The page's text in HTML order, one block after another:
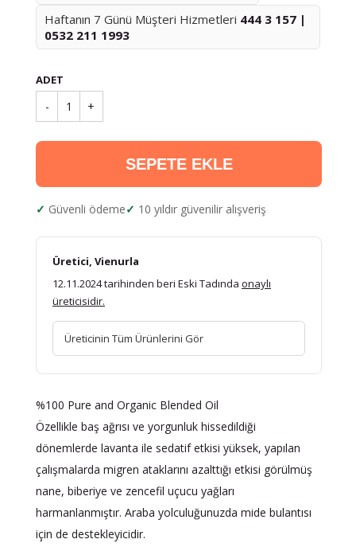
Haftanın 7 Günü Müşteri Hizmetleri 444 3 157 |
0532 211 1993
ADET
- 1 +
SEPETE EKLE
Güvenli ödeme 10 yıldır güvenilir alışveriş
Üretici, Vienurla
12.11.2024 tarihinden beri Eski Tadında onaylı
üreticisidir.
Üreticinin Tüm Ürünlerini Gör
%100 Pure and Organic Blended Oil
Özellikle baş ağrısı ve yorgunluk hissedildiği
dönemlerde lavanta ile sedatif etkisi yüksek, yapılan
çalışmalarda migren ataklarını azalttığı etkisi görülmüş
nane, biberiye ve zencefil uçucu yağları
harmanlanmıştır. Araba yolculuğunuzda mide bulantısı
için de destekleyicidir.